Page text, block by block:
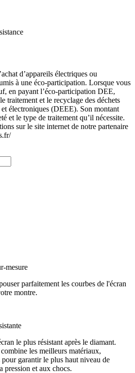
d’appareils électriques ou
à une éco-participation. Lorsque vous
en payant l’éco-participation DEE,
traitement et le recyclage des déchets
électroniques (DEEE). Son montant
et le type de traitement qu’il nécessite.
sur le site internet de notre partenaire
mesure
parfaitement les courbes de l'écran
montre.
le plus résistant après le diamant.
les meilleurs matériaux,
pour garantir le plus haut niveau de
pression et aux chocs.